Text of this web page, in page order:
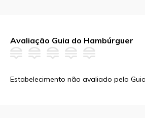
Avaliação Guia do Hambúrguer
Estabelecimento não avaliado pelo